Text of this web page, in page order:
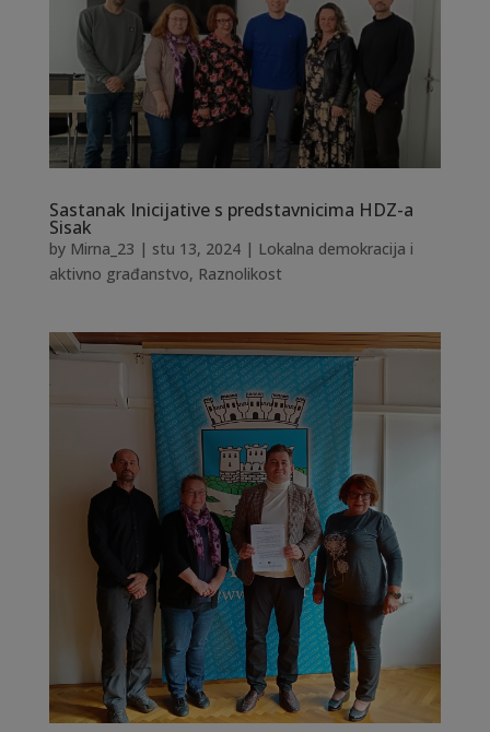
Sastanak Inicijative s predstavnicima HDZ-a
Sisak
by Mirna_23 | stu 13, 2024| Lokalna demokracija i
aktivno građanstvo, Raznolikost